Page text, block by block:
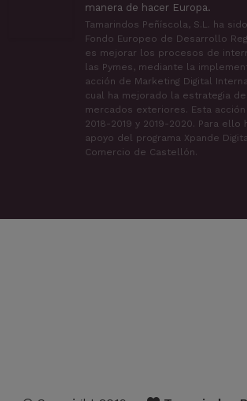
manera de hacer Europa.
Tamarindos Peñíscola, S.L. ha
Fondo Europeo de Desarrollo
es mejorar los procesos de
las Pymes, mediante la
acción de Marketing Digital
cual ha mejorado la estrategia
mercados exteriores. Esta
2018-2019 y 2019-2020. Para
apoyo del programa Xpande
Comercio de Castellón.